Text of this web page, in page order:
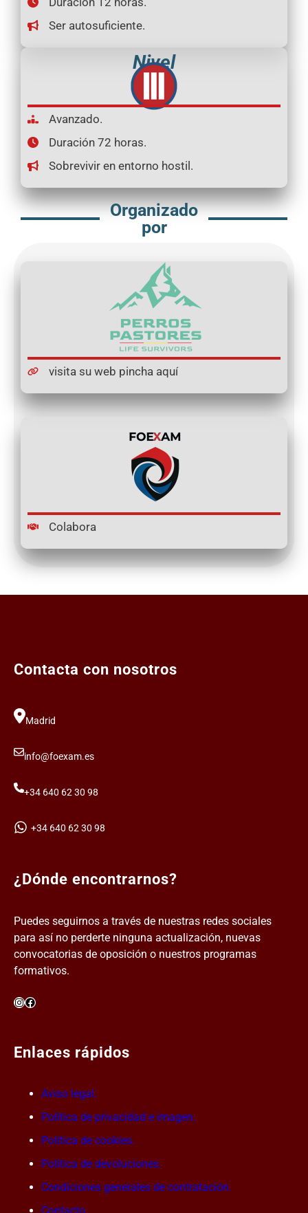
Ser autosuficiente.
Nivel
Avanzado.
Duración 72 horas.
Sobrevivir en entorno hostil.
Organizado
por
visita su web pincha aquí
Colabora
Contacta con nosotros
Madrid
info@foexam.es
+34 640 62 30 98
+34 640 62 30 98
¿Dónde encontrarnos?
Puedes seguirnos a través de nuestras redes sociales
para así no perderte ninguna actualización, nuevas
convocatorias de oposición o nuestros programas
formativos.
InstagramFacebook
Enlaces rápidos
Aviso legal.
Política de privacidad e imagen.
Política de cookies.
Política de devoluciones.
Condiciones generales de contratación.